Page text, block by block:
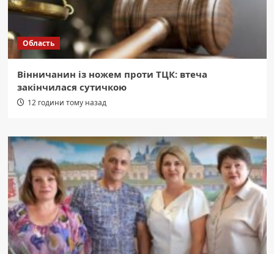
Область
Вінничанин із ножем проти ТЦК: втеча
закінчилася сутичкою
12 години тому назад